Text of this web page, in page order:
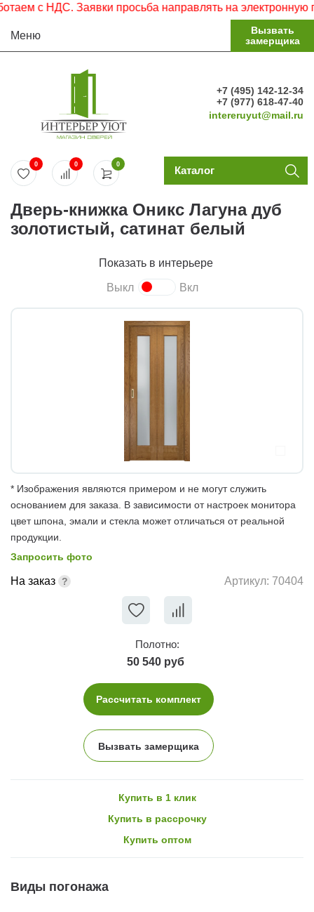
Заявки просьба направлять на электронную почту.
Меню
Вызвать
замерщика
+7 (495) 142-12-34
+7 (977) 618-47-40
intereruyut@mail.ru
0
0 0 Каталог
Дверь-книжка Оникс Лагуна дуб
золотистый, сатинат белый
Показать в интерьере
Выкл Вкл
* Изображения являются примером и не могут служить
основанием для заказа. В зависимости от настроек монитора
цвет шпона, эмали и стекла может отличаться от реальной
продукции.
Запросить фото
На заказ Артикул: 70404
Полотно:
50 540 руб
Рассчитать комплект
Вызвать замерщика
Купить в 1 клик
Купить в рассрочку
Купить оптом
Виды погонажа